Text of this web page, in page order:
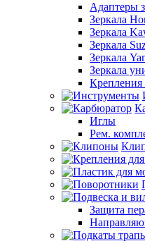
Адаптеры
Зеркала
Зеркала
Зеркала
Зеркала
Зеркала
Крепления
Иглы
Рем.
Защита